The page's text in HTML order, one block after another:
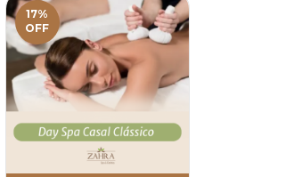
17%
OFF